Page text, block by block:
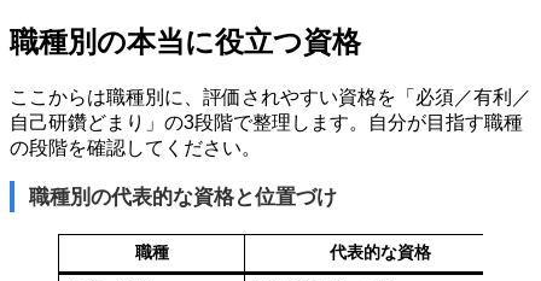
職種別の本当に役立つ資格
ここからは職種別に、評価されやすい資格を「必須／有利／
自己研鑽どまり」の3段階で整理します。自分が目指す職種
の段階を確認してください。
職種別の代表的な資格と位置づけ
職種 代表的な資格